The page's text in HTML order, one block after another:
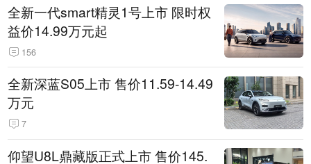
全新一代smart精灵1号上市 限时权
益价14.99万元起
156
全新深蓝S05上市 售价11.59-14.49
万元
7
仰望U8L鼎藏版正式上市 售价145.